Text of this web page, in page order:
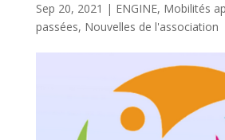
Sep 20, 2021 | ENGINE, Mobilités
passées, Nouvelles de l'association